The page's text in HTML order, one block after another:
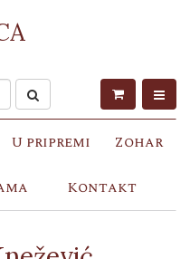
U pripremi Zohar
Kontakt